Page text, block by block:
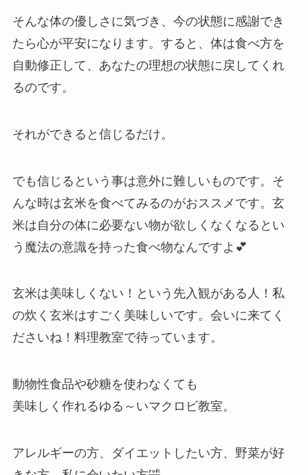
そんな体の優しさに気づき、今の状態に感謝でき
たら心が平安になります。すると、体は食べ方を
自動修正して、あなたの理想の状態に戻してくれ
るのです。
それができると信じるだけ。
でも信じるという事は意外に難しいものです。そ
んな時は玄米を食べてみるのがおススメです。玄
米は自分の体に必要ない物が欲しくなくなるとい
う魔法の意識を持った食べ物なんですよ💕
玄米は美味しくない！という先入観がある人！私
の炊く玄米はすごく美味しいです。会いに来てく
ださいね！料理教室で待っています。
動物性食品や砂糖を使わなくても
美味しく作れるゆる～いマクロビ教室。
アレルギーの方、ダイエットしたい方、野菜が好